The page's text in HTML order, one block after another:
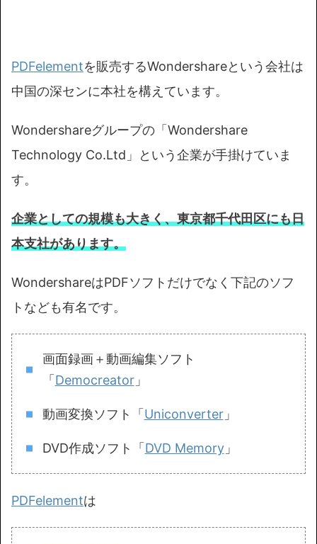
PDFelementを販売するWondershareという会社は
中国の深センに本社を構えています。
Wondershareグループの「Wondershare
Technology Co.Ltd」という企業が手掛けていま
す。
企業としての規模も大きく、東京都千代田区にも日
本支社があります。
WondershareはPDFソフトだけでなく下記のソフ
トなども有名です。
画面録画＋動画編集ソフト
「 Democreator」
動画変換ソフト「 Uniconverter」
DVD作成ソフト「 DVD Memory」
PDFelementは